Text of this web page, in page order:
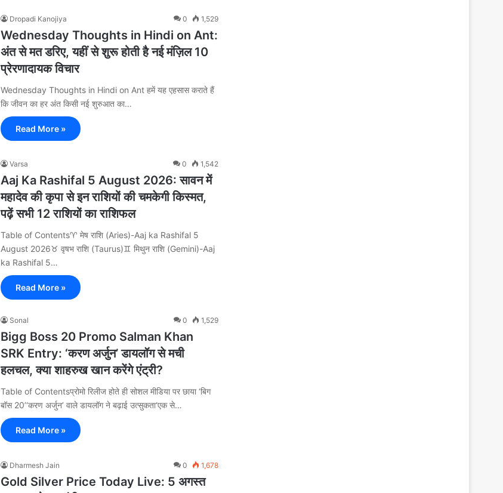
Dropadi Kanojiya 0 1,529
Wednesday Thoughts in Hindi on Ant:
अंत से मत डरिए, यहीं से शुरू होती है नई मंज़िल 10
प्रेरणादायक विचार
Wednesday Thoughts in Hindi on Ant हमें यह एहसास कराते हैं
कि जीवन का हर अंत किसी नई शुरुआत का…
Read More »
Varsa 0 1,542
Aaj Ka Rashifal 5 August 2026: सावन में
महादेव की कृपा से इन राशियों की चमकेगी किस्मत,
पढ़ें सभी 12 राशियों का राशिफल
Table of Contents♈ मेष राशि (Aries)-Aaj ka Rashifal 5
August 2026♉ वृषभ राशि (Taurus)♊ मिथुन राशि (Gemini)-Aaj
ka Rashifal 5…
Read More »
Sonal 0 1,529
Bigg Boss 20 Promo Salman Khan
SRK Entry: ‘करण अर्जुन’ डायलॉग से मची
हलचल, क्या शाहरुख खान करेंगे एंट्री?
Table of Contentsप्रोमो रिलीज होते ही सोशल मीडिया पर छाया ‘बिग
बॉस 20’‘करण अर्जुन’ वाले डायलॉग ने बढ़ाई उत्सुकता‘एक से…
Read More »
Dharmesh Jain 0 1,678
Gold Silver Price Today Live: 5 अगस्त